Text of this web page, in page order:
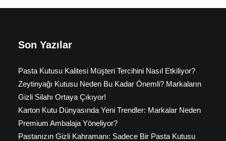
Son Yazılar
Pasta Kutusu Kalitesi Müşteri Tercihini Nasıl Etkiliyor?
Zeytinyağı Kutusu Neden Bu Kadar Önemli? Markaların
Gizli Silahı Ortaya Çıkıyor!
Karton Kutu Dünyasında Yeni Trendler: Markalar Neden
Premium Ambalaja Yöneliyor?
Pastanızın Gizli Kahramanı: Sadece Bir Pasta Kutusu